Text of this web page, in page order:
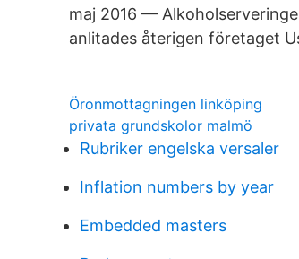
maj 2016 —
anlitades återigen företaget
Öronmottagningen linköping
privata grundskolor malmö
Rubriker engelska versaler
Inflation numbers by year
Embedded masters